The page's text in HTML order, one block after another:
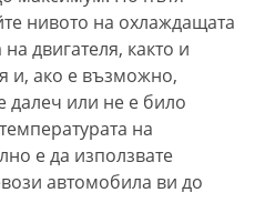
нивото на охлаждащата
двигателя, както и
и, ако е възможно,
далеч или не е било
на
е да използвате
автомобила ви до